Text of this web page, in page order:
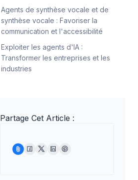
Agents de synthèse vocale et de
synthèse vocale : Favoriser la
communication et l'accessibilité
Exploiter les agents d'IA :
Transformer les entreprises et les
industries
Partage Cet Article :